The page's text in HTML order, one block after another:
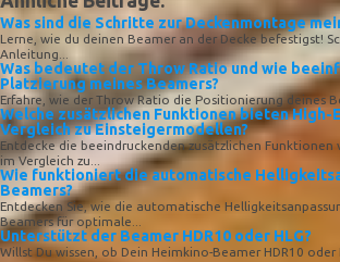
Was sind die Schritte zur Deckenmontage
Lerne, wie du deinen Beamer an der Decke befestigst!
Anleitung...
Was bedeutet der Throw Ratio und wie
Platzierung meines Beamers?
Erfahre, wie der Throw Ratio die Positionierung deines
Welche zusätzlichen Funktionen bieten High-
Vergleich zu Einsteigermodellen?
Entdecke die beeindruckenden zusätzlichen Funktionen
im Vergleich zu...
Wie funktioniert die automatische
Beamers?
Entdecken Sie, wie die automatische
Beamers für optimale...
Unterstützt der Beamer HDR10 oder HLG?
Willst Du wissen, ob Dein Heimkino-Beamer HDR10 oder